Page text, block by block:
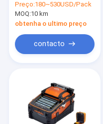
End Module FPV
Drone Image Video
Ground Air Modules
Preço:180~530USD/Pack
MOQ:10 km
obtenha o ultimo preço
contacto